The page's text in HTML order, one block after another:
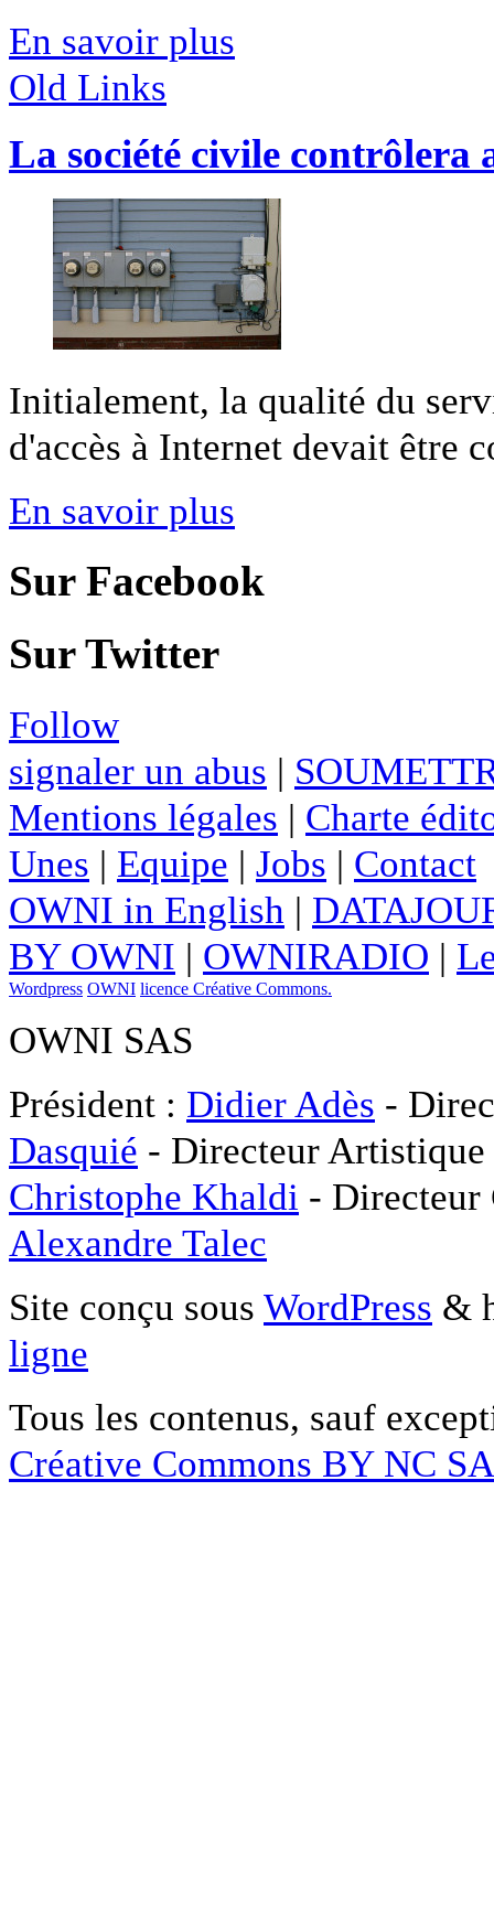
En savoir plus
Old Links
La société civile contrôlera
Initialement, la qualité du
d'accès à Internet devait être
En savoir plus
Sur Facebook
Sur Twitter
Follow
signaler un abus |
Mentions légales | Charte
Unes | Equipe | Jobs | Contact
OWNI in English |
BY OWNI | OWNIRADIO |
Wordpress OWNI licence Créative Commons.
OWNI SAS
Président : Didier Adès -
Dasquié - Directeur
Christophe Khaldi -
Alexandre Talec
Site conçu sous WordPress &
ligne
Tous les contenus, sauf
Créative Commons BY NC SA